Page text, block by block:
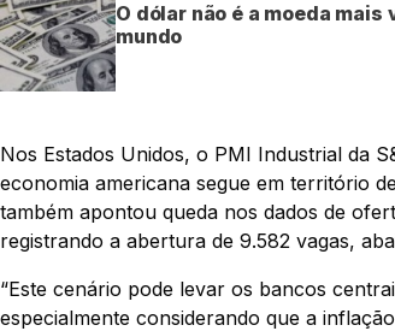
O dólar não é a moeda mais
mundo
Nos Estados Unidos, o PMI Industrial da
economia americana segue em território
também apontou queda nos dados de
registrando a abertura de 9.582 vagas,
“Este cenário pode levar os bancos
especialmente considerando que a